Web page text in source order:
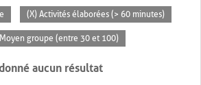
(X) Activités élaborées (> 60 minutes)
groupe (entre 30 et 100)
aucun résultat